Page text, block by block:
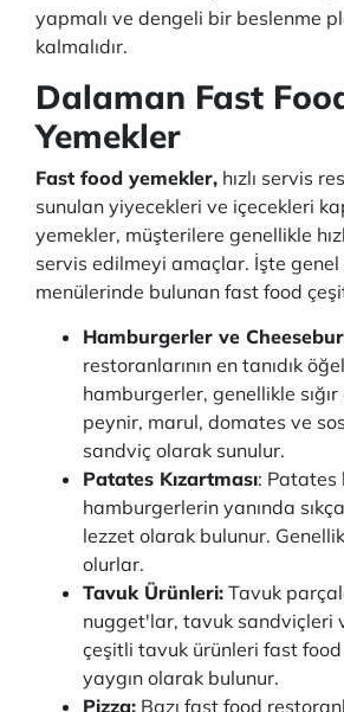
yapmalı ve dengeli bir beslenme
kalmalıdır.
Dalaman Fast
Yemekler
Fast food yemekler, hızlı servis
sunulan yiyecekleri ve içecekleri
yemekler, müşterilere genellikle
servis edilmeyi amaçlar. İşte
menülerinde bulunan fast food
Hamburgerler ve
restoranlarının en tanıdık
hamburgerler, genellikle
peynir, marul, domates ve
sandviç olarak sunulur.
Patates Kızartması: Patates
hamburgerlerin yanında
lezzet olarak bulunur.
olurlar.
Tavuk Ürünleri: Tavuk
nugget'lar, tavuk sandviçleri
çeşitli tavuk ürünleri fast
yaygın olarak bulunur.
Pizza: Bazı fast food